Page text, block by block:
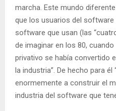
marcha. Este mundo
que los usuarios del software
software que usan (las
de imaginar en los 80,
privativo se había convertido
la industria”. De hecho para
enormemente a construir el
industria del software que